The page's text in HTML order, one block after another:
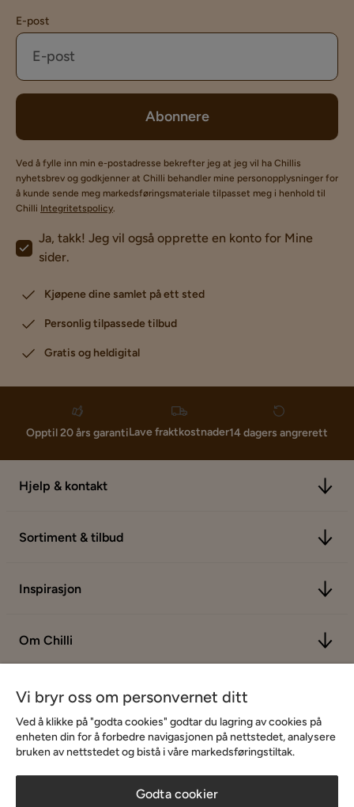
E-post
Abonnere
Ved å fylle inn min e-postadresse bekrefter jeg at jeg vil ha Chillis
nyhetsbrev og godkjenner at Chilli behandler mine personopplysninger for
å kunde sende meg markedsføringsmateriale tilpasset meg i henhold til
Chilli Integritetspolicy.
Ja, takk! Jeg vil også opprette en konto for Mine
sider.
Kjøpene dine samlet på ett sted
Personlig tilpassede tilbud
Gratis og heldigital
Opptil 20 års garantiLave fraktkostnader14 dagers angrerett
Hjelp & kontakt
Sortiment & tilbud
Inspirasjon
Om Chilli
Vi bryr oss om personvernet ditt
Ved å klikke på "godta cookies" godtar du lagring av cookies på
enheten din for å forbedre navigasjonen på nettstedet, analysere
bruken av nettstedet og bistå i våre markedsføringstiltak.
Godta cookier